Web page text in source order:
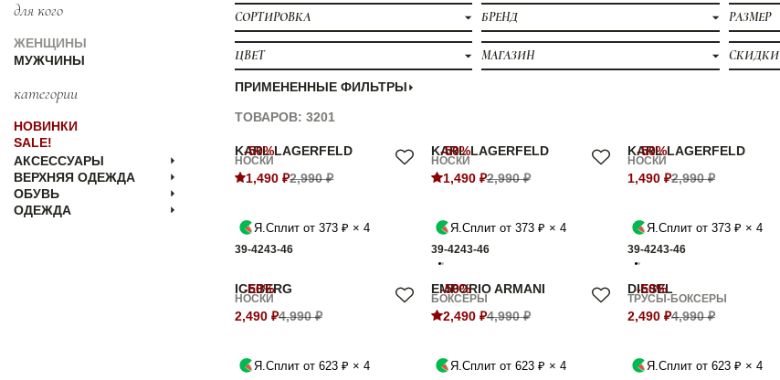
для кого
ЖЕНЩИНЫ
МУЖЧИНЫ
категории
НОВИНКИ
SALE!
АКСЕССУАРЫ
ВЕРХНЯЯ ОДЕЖДА
ОБУВЬ
ОДЕЖДА
СОРТИРОВКА БРЕНД РАЗМЕР
ЦВЕТ МАГАЗИН СКИДКИ
ПРИМЕНЕННЫЕ ФИЛЬТРЫ
ТОВАРОВ: 3201
-50%
KARL LAGERFELD
НОСКИ
1,490 ₽2,990 ₽
Я.Сплит от 373 ₽ × 4
39-4243-46
-50%
KARL LAGERFELD
НОСКИ
1,490 ₽2,990 ₽
Я.Сплит от 373 ₽ × 4
39-4243-46
-50%
KARL LAGERFELD
НОСКИ
1,490 ₽2,990 ₽
Я.Сплит от 373 ₽ × 4
39-4243-46
-50%
ICEBERG
НОСКИ
2,490 ₽4,990 ₽
Я.Сплит от 623 ₽ × 4
-50%
EMPORIO ARMANI
БОКСЕРЫ
2,490 ₽4,990 ₽
Я.Сплит от 623 ₽ × 4
-50%
DIESEL
ТРУСЫ-БОКСЕРЫ
2,490 ₽4,990 ₽
Я.Сплит от 623 ₽ × 4